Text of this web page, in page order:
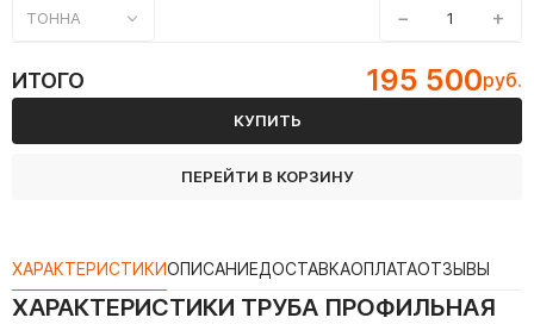
ТОННА − +
ИТОГО 195 500руб.
КУПИТЬ
ПЕРЕЙТИ В КОРЗИНУ
ХАРАКТЕРИСТИКИОПИСАНИЕДОСТАВКАОПЛАТАОТЗЫВЫ
ХАРАКТЕРИСТИКИ ТРУБА ПРОФИЛЬНАЯ